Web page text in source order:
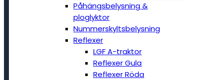
Påhängsbelysning &
ploglyktor
Nummerskyltsbelysning
Reflexer
LGF A-traktor
Reflexer Gula
Reflexer Röda